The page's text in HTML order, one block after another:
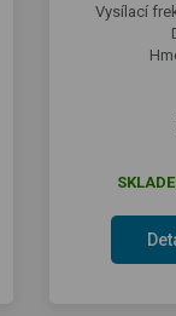
Vysílací